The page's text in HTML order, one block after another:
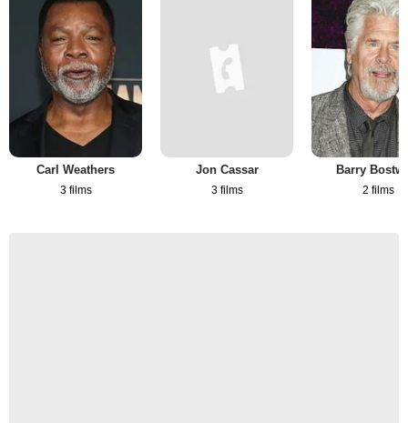
Carl Weathers
3 films
Jon Cassar
3 films
Barry
2 films